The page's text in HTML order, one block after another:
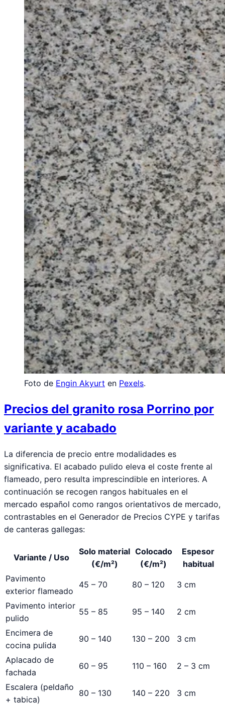
Foto de Engin Akyurt en Pexels.
Precios del granito rosa Porrino por
variante y acabado
La diferencia de precio entre modalidades es
significativa. El acabado pulido eleva el coste frente al
flameado, pero resulta imprescindible en interiores. A
continuación se recogen rangos habituales en el
mercado español como rangos orientativos de mercado,
contrastables en el Generador de Precios CYPE y tarifas
de canteras gallegas:
Variante / Uso
Solo material
(€/m²)
Colocado
(€/m²)
Espesor
habitual
Pavimento
exterior flameado
45 – 70 80 – 120 3 cm
Pavimento interior
pulido
55 – 85 95 – 140 2 cm
Encimera de
cocina pulida
90 – 140 130 – 200 3 cm
Aplacado de
fachada
60 – 95 110 – 160 2 – 3 cm
Escalera (peldaño
+ tabica)
80 – 130 140 – 220 3 cm